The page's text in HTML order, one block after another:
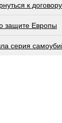
к
защите Европы
серия